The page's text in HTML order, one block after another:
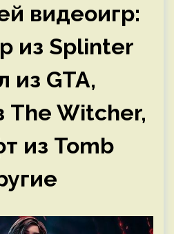
видеоигр:
из Splinter
из GTA,
The Witcher,
из Tomb